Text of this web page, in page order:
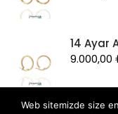
14 Ayar
9.000,00
Web sitemizde size